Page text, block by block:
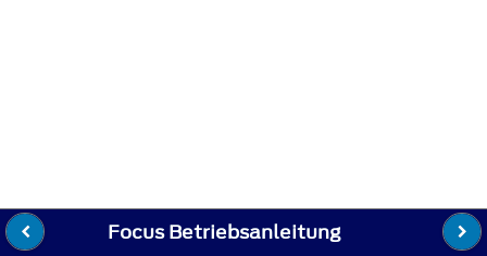
Focus Betriebsanleitung